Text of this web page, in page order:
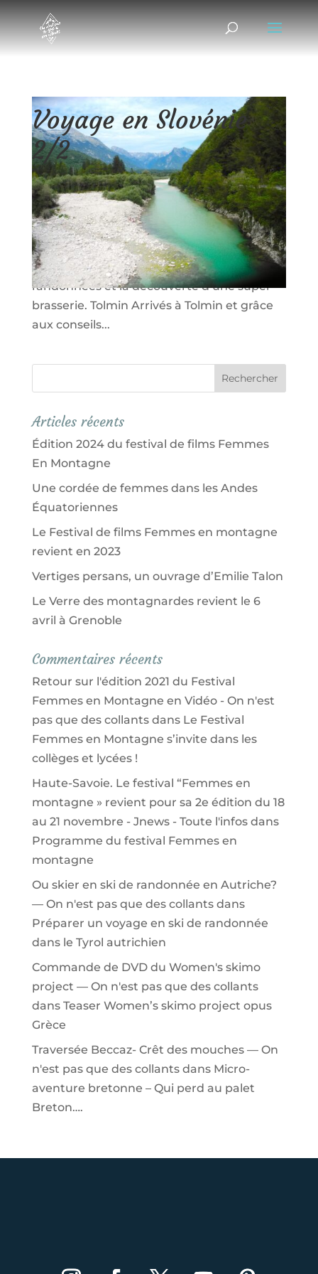
Voyage en Slovénie
2/2
21/08/2015|Escapades
Suite de l’article Slovénie 1/2. La suite du
voyage en Slovénie continua à Tolmin,
Bovec, Vipava…. Avec au programme le
Razor, de la grimpe, du vélo, des
randonnées et la découverte d’une super
brasserie. Tolmin Arrivés à Tolmin et grâce
aux conseils...
Articles récents
Édition 2024 du festival de films Femmes
En Montagne
Une cordée de femmes dans les Andes
Équatoriennes
Le Festival de films Femmes en montagne
revient en 2023
Vertiges persans, un ouvrage d’Emilie Talon
Le Verre des montagnardes revient le 6
avril à Grenoble
Commentaires récents
Retour sur l'édition 2021 du Festival
Femmes en Montagne en Vidéo - On n'est
pas que des collantsdans Le Festival
Femmes en Montagne s’invite dans les
collèges et lycées !
Haute-Savoie. Le festival “Femmes en
montagne » revient pour sa 2e édition du 18
au 21 novembre - Jnews - Toute l'infosdans
Programme du festival Femmes en
montagne
Ou skier en ski de randonnée en Autriche?
— On n'est pas que des collantsdans
Préparer un voyage en ski de randonnée
dans le Tyrol autrichien
Commande de DVD du Women's skimo
project — On n'est pas que des collants
dans Teaser Women’s skimo project opus
Grèce
Traversée Beccaz- Crêt des mouches — On
n'est pas que des collantsdans Micro-
aventure bretonne – Qui perd au palet
Breton….